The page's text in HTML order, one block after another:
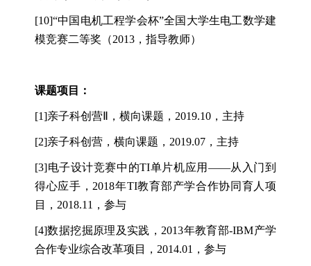
[10]“中国电机工程学会杯”全国大学生电工数学建
模竞赛二等奖（2013 ，指导教师）
课题项目：
[1]亲子科创营 ，横向课题， 2019.10 ，主持
[2]亲子科创营，横向课题， 2019.07 ，主持
[3]电子设计竞赛中的TI单片机应用 ——从入门到
得心应手， 2018年TI教育部产学合作协同育人项
目， 2018.11 ，参与
[4]数据挖掘原理及实践， 2013年教育部-IBM产学
合作专业综合改革项目， 2014.01 ，参与